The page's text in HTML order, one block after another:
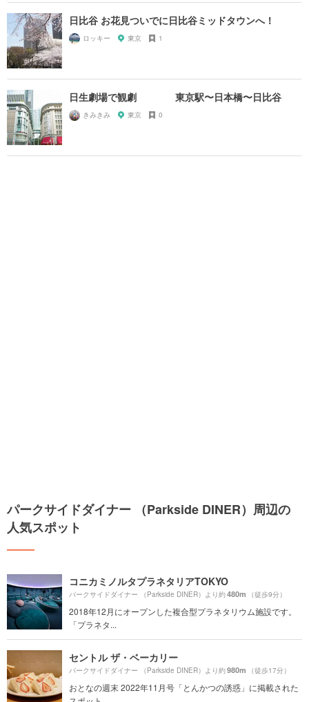
日比谷 お花見ついでに日比谷ミッドタウンへ！
ロッキー 東京 1
日生劇場で観劇 東京駅〜日本橋〜日比谷
きみきみ 東京 0
パークサイドダイナー （Parkside DINER）周辺の
人気スポット
コニカミノルタプラネタリアTOKYO
パークサイドダイナー （Parkside DINER）より約480m （徒歩9分）
2018年12月にオープンした複合型プラネタリウム施設です。
「プラネタ...
セントル ザ・ベーカリー
パークサイドダイナー （Parkside DINER）より約980m （徒歩17分）
おとなの週末 2022年11月号「とんかつの誘惑」に掲載された